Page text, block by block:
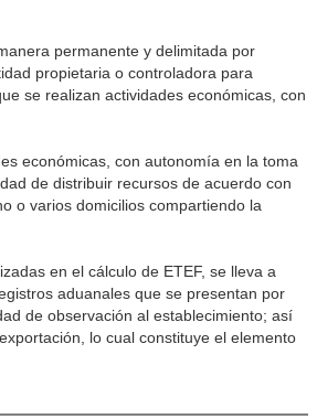
permanente y delimitada por
propietaria o controladora para
se realizan actividades económicas, con
económicas, con autonomía en la toma
de distribuir recursos de acuerdo con
o varios domicilios compartiendo la
en el cálculo de ETEF, se lleva a
aduanales que se presentan por
de observación al establecimiento; así
lo cual constituye el elemento